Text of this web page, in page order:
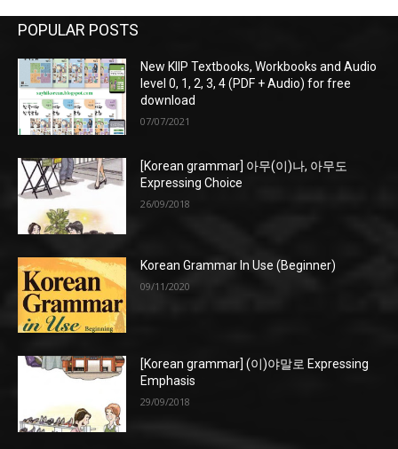
POPULAR POSTS
New KIIP Textbooks, Workbooks and Audio
level 0, 1, 2, 3, 4 (PDF + Audio) for free
download
07/07/2021
[Korean grammar] 아무(이)나, 아무도
Expressing Choice
26/09/2018
Korean Grammar In Use (Beginner)
09/11/2020
[Korean grammar] (이)야말로 Expressing
Emphasis
29/09/2018